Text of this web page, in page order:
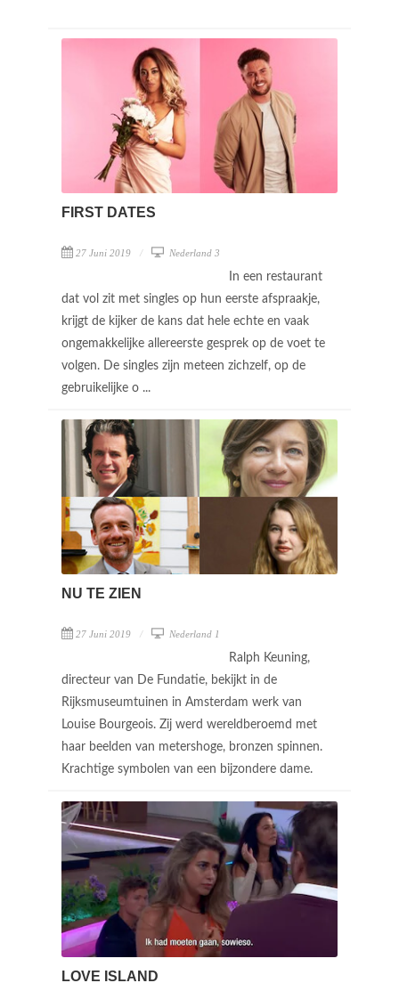
FIRST DATES
27 Juni 2019 Nederland 3
In een restaurant
dat vol zit met singles op hun eerste afspraakje,
krijgt de kijker de kans dat hele echte en vaak
ongemakkelijke allereerste gesprek op de voet te
volgen. De singles zijn meteen zichzelf, op de
gebruikelijke o ...
NU TE ZIEN
27 Juni 2019 Nederland 1
Ralph Keuning,
directeur van De Fundatie, bekijkt in de
Rijksmuseumtuinen in Amsterdam werk van
Louise Bourgeois. Zij werd wereldberoemd met
haar beelden van metershoge, bronzen spinnen.
Krachtige symbolen van een bijzondere dame.
LOVE ISLAND